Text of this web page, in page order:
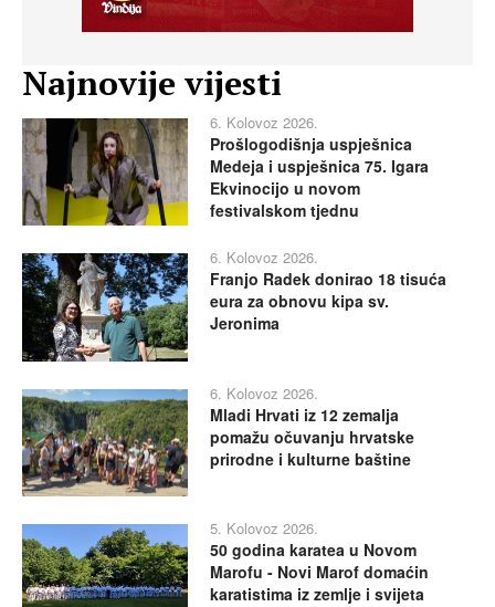
Najnovije vijesti
6. Kolovoz 2026.
Prošlogodišnja uspješnica
Medeja i uspješnica 75. Igara
Ekvinocijo u novom
festivalskom tjednu
6. Kolovoz 2026.
Franjo Radek donirao 18 tisuća
eura za obnovu kipa sv.
Jeronima
6. Kolovoz 2026.
Mladi Hrvati iz 12 zemalja
pomažu očuvanju hrvatske
prirodne i kulturne baštine
5. Kolovoz 2026.
50 godina karatea u Novom
Marofu - Novi Marof domaćin
karatistima iz zemlje i svijeta